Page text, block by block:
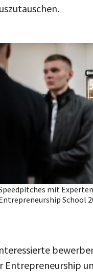
mit
School
Entrepreneurship